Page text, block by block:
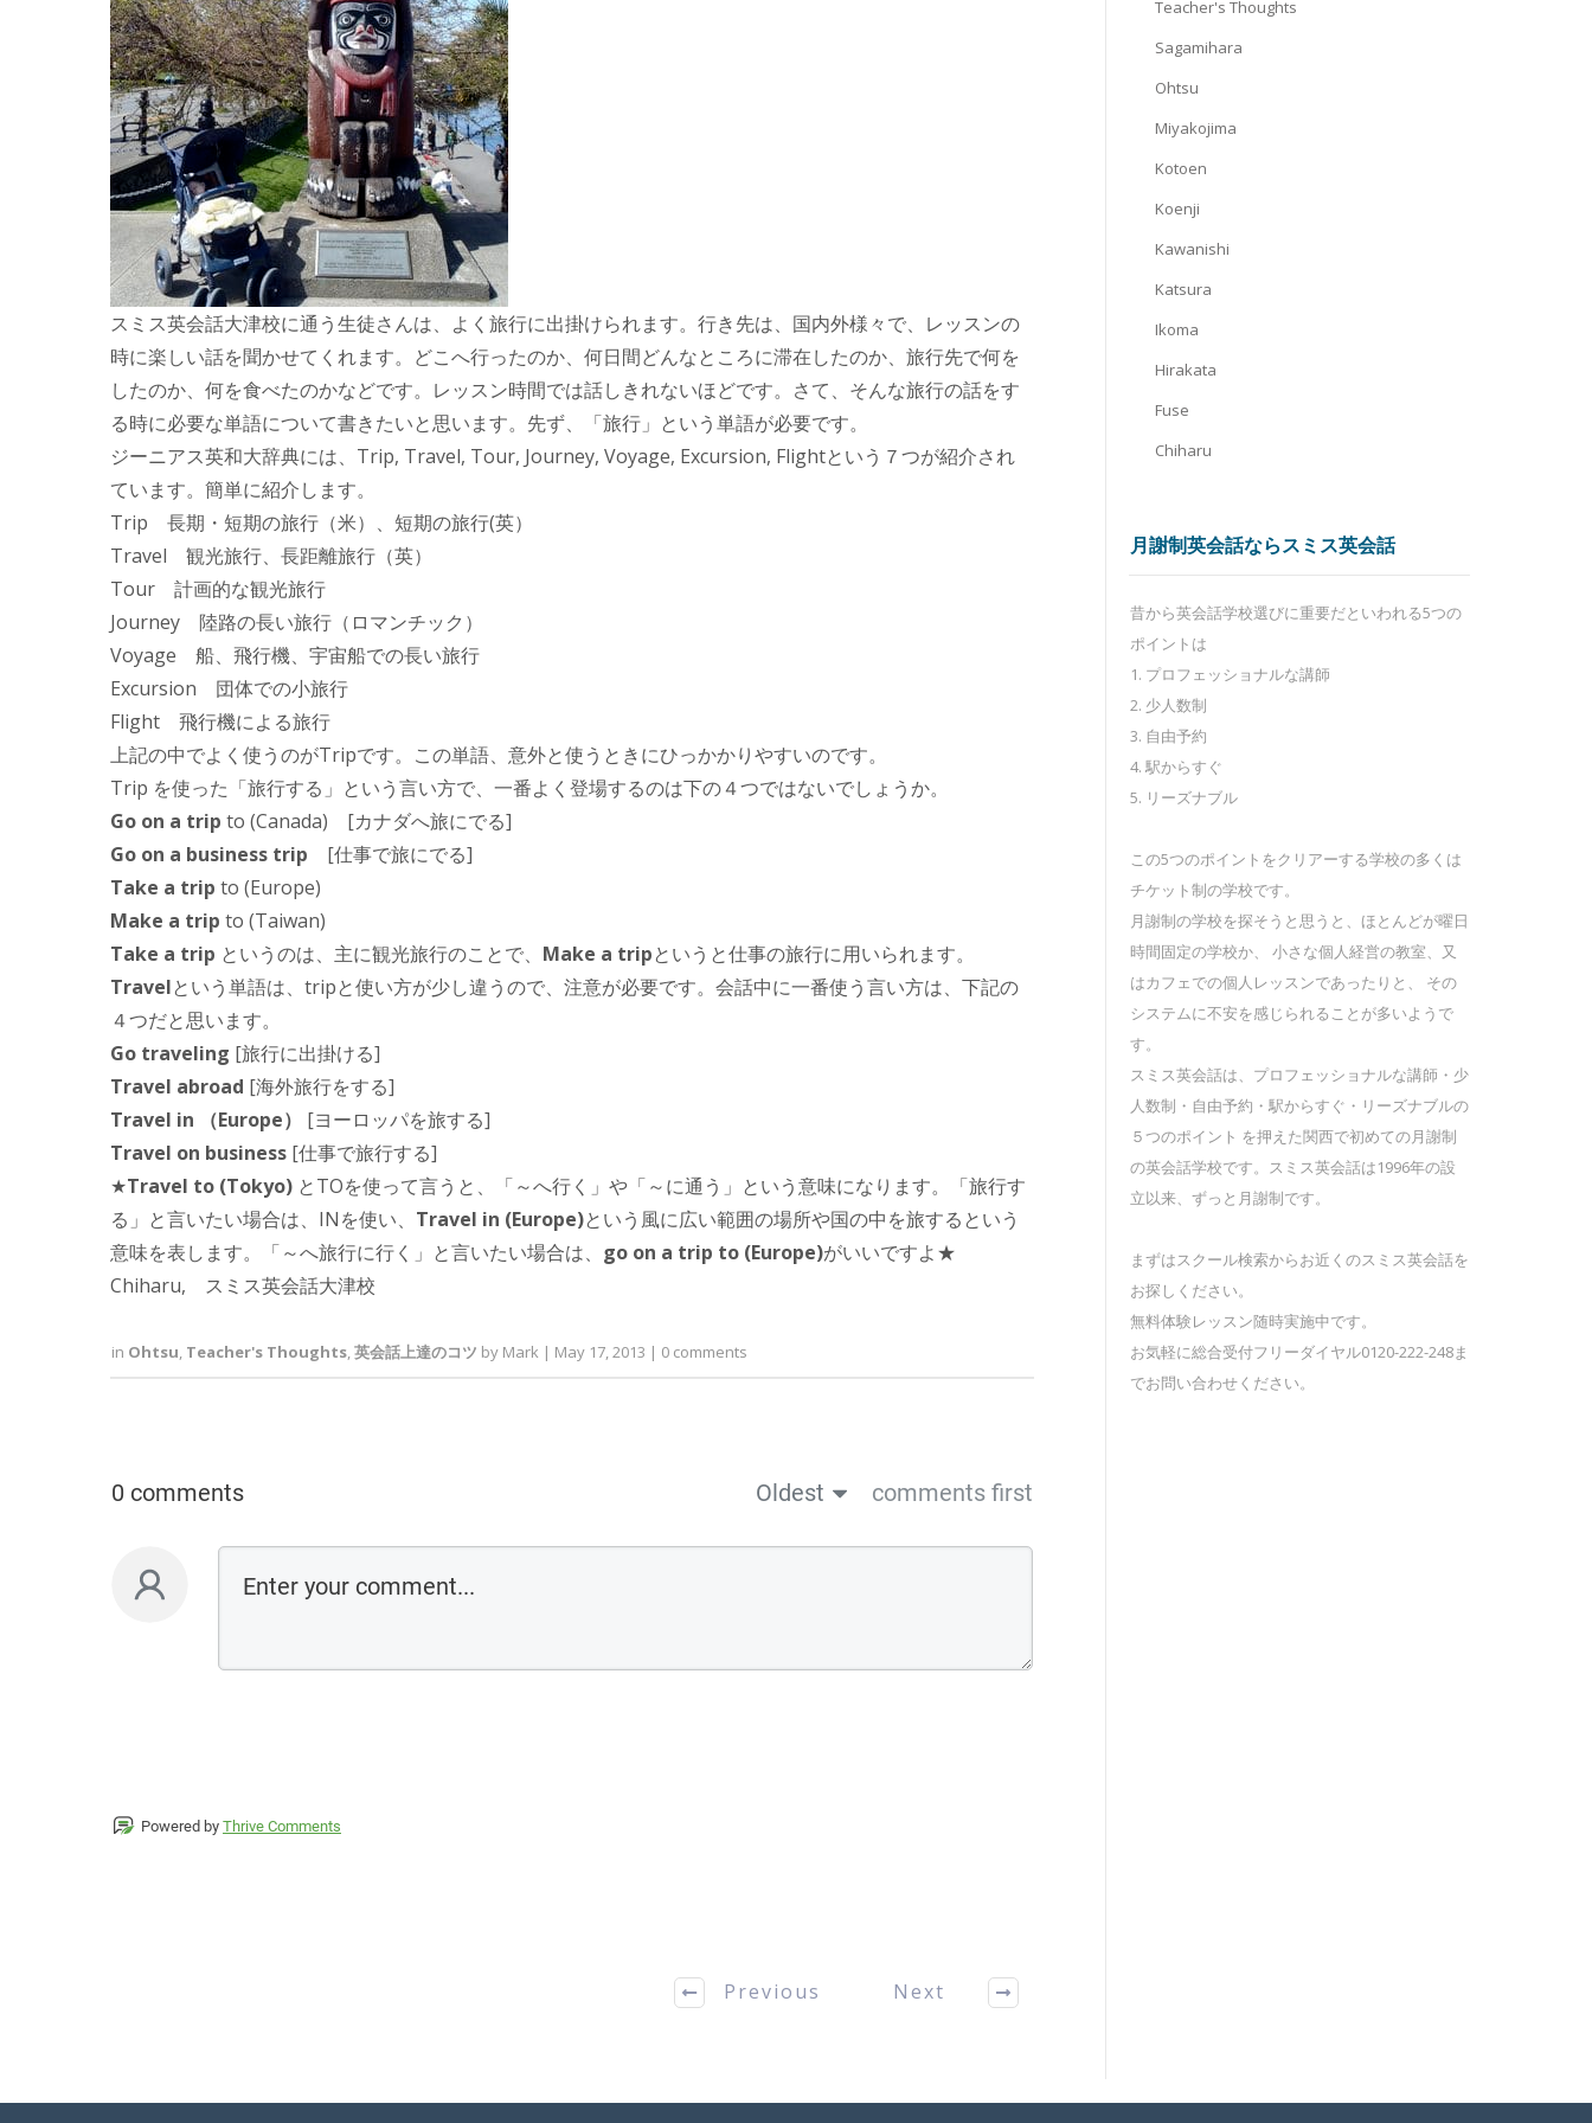
スミス英会話大津校に通う生徒さんは、よく旅行に出掛けられます。行き先は、国内外様々で、レッスンの
時に楽しい話を聞かせてくれます。どこへ行ったのか、何日間どんなところに滞在したのか、旅行先で何を
したのか、何を食べたのかなどです。レッスン時間では話しきれないほどです。さて、そんな旅行の話をす
る時に必要な単語について書きたいと思います。 先ず、「旅行」という単語が必要です。
ジーニアス英和大辞典には、Trip, Travel, Tour, Journey, Voyage, Excursion, Flightという７つが紹介され
ています。簡単に紹介します。
Trip 長期・短期の旅行（米）、短期の旅行(英）
Travel 観光旅行、長距離旅行（英）
Tour 計画的な観光旅行
Journey 陸路の長い旅行（ロマンチック）
Voyage 船、飛行機、宇宙船での長い旅行
Excursion 団体での小旅行
Flight 飛行機による旅行
上記の中でよく使うのがTripです。この単語、意外と使うときにひっかかりやすいのです。
Trip を使った「旅行する」という言い方で、一番よく登場するのは下の４つではないでしょうか。
Go on a trip to (Canada) [カナダへ旅にでる]
Go on a business trip [仕事で旅にでる]
Take a trip to (Europe)
Make a trip to (Taiwan)
Take a trip というのは、主に観光旅行のことで、 Make a tripというと仕事の旅行に用いられます。
Travelという単語は、tripと使い方が少し違うので、注意が必要です。会話中に一番使う言い方は、下記の
４つだと思います。
Go traveling [旅行に出掛ける]
Travel abroad [海外旅行をする]
Travel in （Europe）
[ヨーロッパを旅する]
Travel on business [仕事で旅行する]
★Travel to (Tokyo) とTOを使って言うと、「～へ行く」や「～に通う」という意味になります。「旅行す
る」と言いたい場合は、INを使い、 Travel in (Europe)という風に広い範囲の場所や国の中を旅するという
意味を表します。「～へ旅行に行く」と言いたい場合は、 go on a trip to (Europe)がいいですよ★
Chiharu, スミス英会話大津校
in Ohtsu, Teacher's Thoughts,英会話上達のコツ by Mark | May 17, 2013 | 0 comments
0 comments Oldest comments first
Powered by Thrive Comments
Previous Next
Teacher's Thoughts
Sagamihara
Ohtsu
Miyakojima
Kotoen
Koenji
Kawanishi
Katsura
Ikoma
Hirakata
Fuse
Chiharu
月謝制英会話ならスミス英会話
昔から英会話学校選びに重要だといわれる5つの
ポイントは
1. プロフェッショナルな講師
2. 少人数制
3. 自由予約
4. 駅からすぐ
5. リーズナブル
この5つのポイントをクリアーする学校の多くは
チケット制の学校です。
月謝制の学校を探そうと思うと、ほとんどが曜日
時間固定の学校か、 小さな個人経営の教室、又
はカフェでの個人レッスンであったりと、 その
システムに不安を感じられることが多いようで
す。
スミス英会話は、プロフェッショナルな講師・少
人数制・自由予約・駅からすぐ・リーズナブルの
５つのポイント を押えた関西で初めての月謝制
の英会話学校です。スミス英会話は1996年の設
立以来、ずっと月謝制です。
まずはスクール検索からお近くのスミス英会話を
お探しください。
無料体験レッスン随時実施中です。
お気軽に総合受付フリーダイヤル0120-222-248ま
でお問い合わせください。